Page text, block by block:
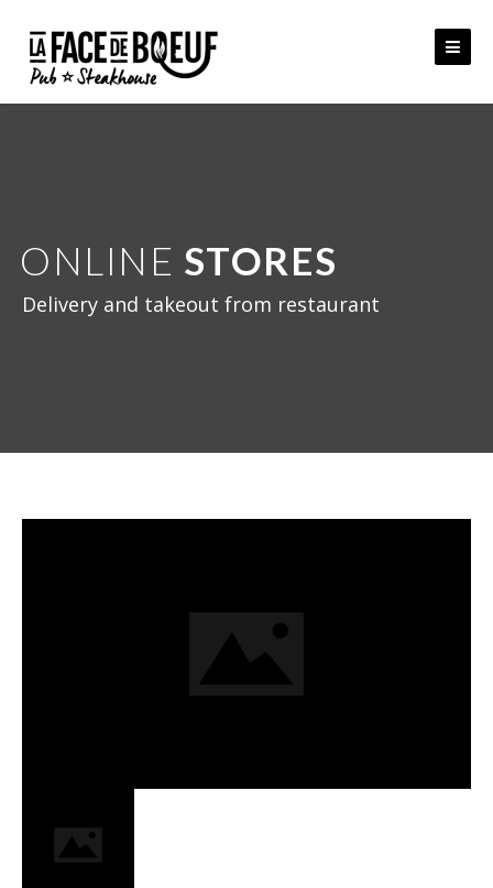
content
ONLINE STORES
Delivery and takeout from restaurant